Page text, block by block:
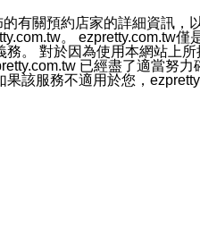
有關預約店家的詳細資訊，
。 ezpretty.com.tw
。 對於因為使用本網站上
已經盡了適當努
該服務不適用於您，